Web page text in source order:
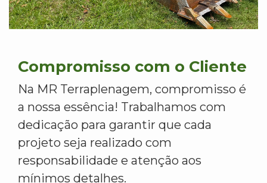
Compromisso com o Cliente
Na MR Terraplenagem, compromisso é
a nossa essência! Trabalhamos com
dedicação para garantir que cada
projeto seja realizado com
responsabilidade e atenção aos
mínimos detalhes.